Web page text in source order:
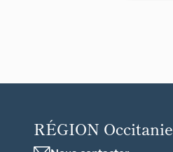
RÉGION Occitanie